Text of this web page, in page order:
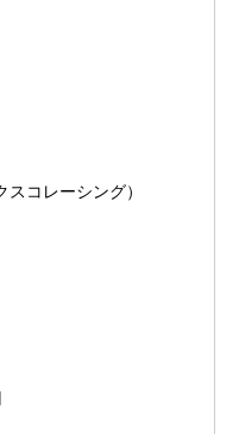
コレーシング）